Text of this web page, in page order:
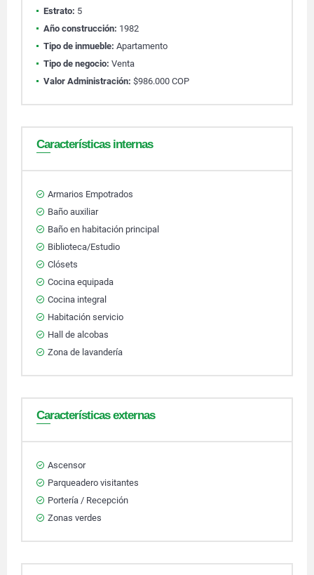
Estrato: 5
Año construcción: 1982
Tipo de inmueble: Apartamento
Tipo de negocio: Venta
Valor Administración: $986.000 COP
Características internas
Armarios Empotrados
Baño auxiliar
Baño en habitación principal
Biblioteca/Estudio
Clósets
Cocina equipada
Cocina integral
Habitación servicio
Hall de alcobas
Zona de lavandería
Características externas
Ascensor
Parqueadero visitantes
Portería / Recepción
Zonas verdes